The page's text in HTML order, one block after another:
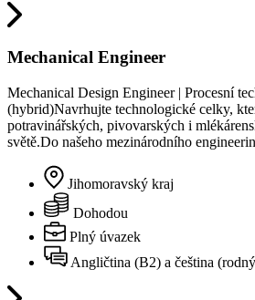
Mechanical Engineer
Mechanical Design Engineer | Procesní
(hybrid)Navrhujte technologické celky,
potravinářských, pivovarských i
světě.Do našeho mezinárodního
Jihomoravský kraj
Dohodou
Plný úvazek
Angličtina (B2) a čeština